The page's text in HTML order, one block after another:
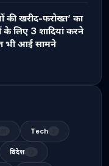
की खरीद-फरोख्त’ का
लिए 3 शादियां करने
भी आई सामने
Tech
विदेश